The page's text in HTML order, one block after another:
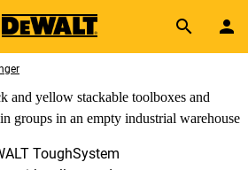
Skip to main content